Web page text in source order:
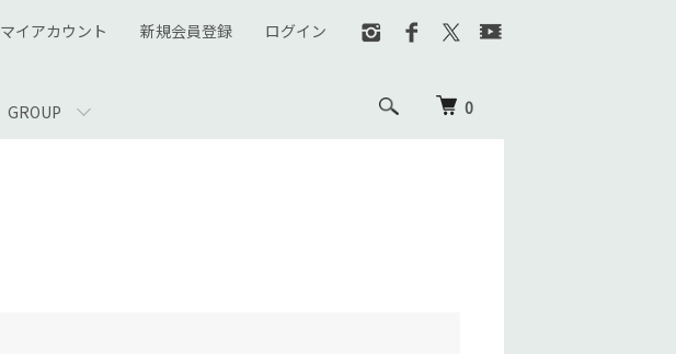
0
GROUP
マイアカウント 新規会員登録 ログイン